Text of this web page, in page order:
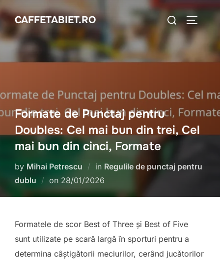
Skip
to
content
CAFFETABIET.RO
Search
for:
Formate de Punctaj pentru
Doubles: Cel mai bun din trei, Cel
mai bun din cinci, Formate
by Mihai Petrescu in Regulile de punctaj pentru
dublu
on Posted
on
28/01/2026
Formatele de scor Best of Three și Best of Five
sunt utilizate pe scară largă în sporturi pentru a
determina câștigătorii meciurilor, cerând jucătorilor